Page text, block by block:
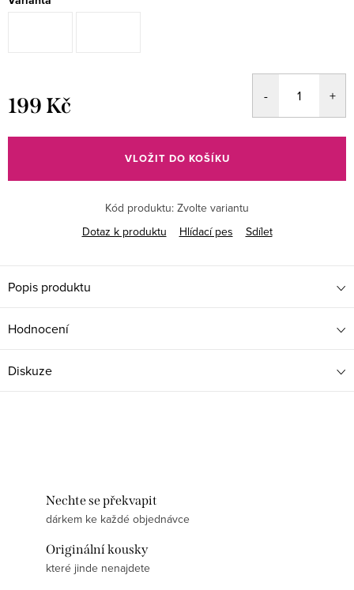
199 Kč
cena:
VLOŽIT DO KOŠÍKU
Kód produktu: Zvolte variantu
Dotaz k produktu
Hlídací pes Sdílet
Popis produktu
Hodnocení
Diskuze
Nechte se překvapit
dárkem ke každé objednávce
Originální kousky
které jinde nenajdete